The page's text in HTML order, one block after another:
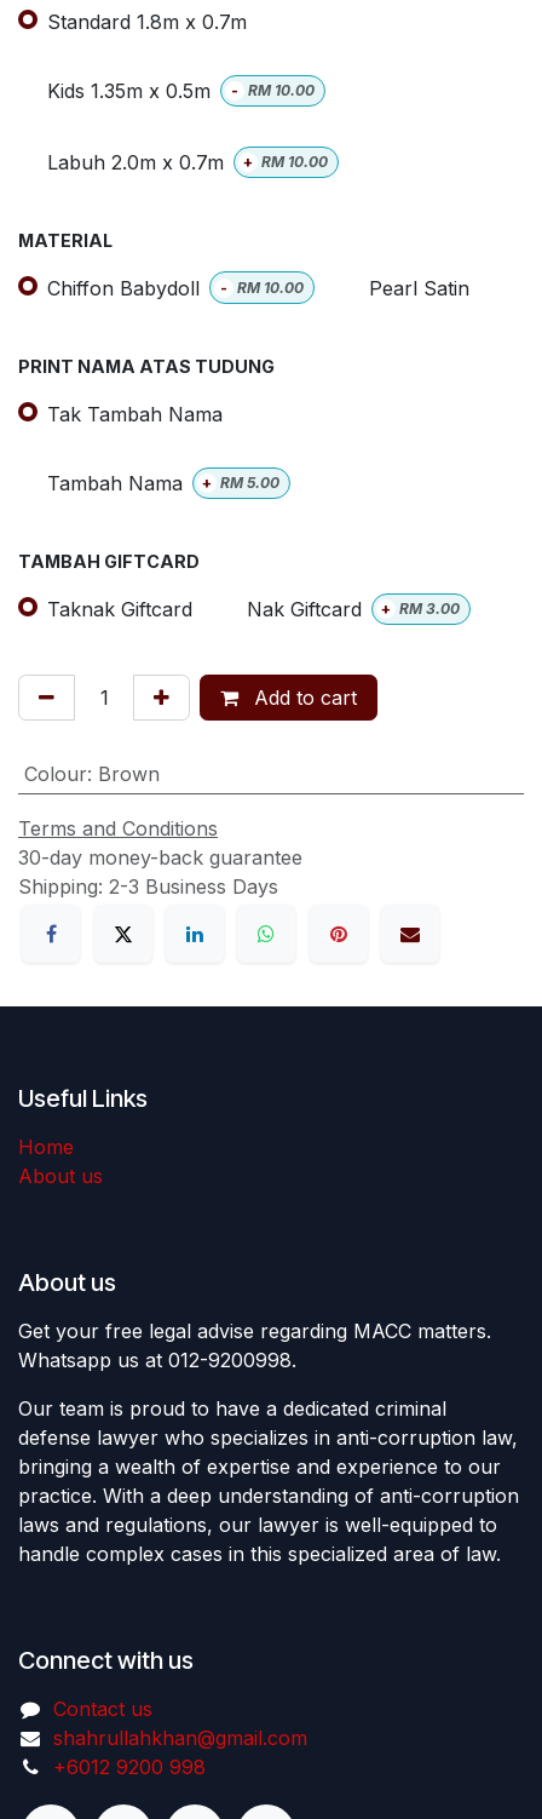
Standard 1.8m x 0.7m
Kids 1.35m x 0.5m - RM 10.00
Labuh 2.0m x 0.7m + RM 10.00
MATERIAL
Chiffon Babydoll - RM 10.00 Pearl Satin
PRINT NAMA ATAS TUDUNG
Tak Tambah Nama
Tambah Nama + RM5.00
TAMBAH GIFTCARD
Taknak Giftcard Nak Giftcard + RM3.00
Add to cart
Colour: Brown
Terms and Conditions
30-day money-back guarantee
Shipping: 2-3 Business Days
Useful Links
Home
About us
About us
Get your free legal advise regarding MACC matters.
Whatsapp us at 012-9200998.
Our team is proud to have a dedicated criminal
defense lawyer who specializes in anti-corruption law,
bringing a wealth of expertise and experience to our
practice. With a deep understanding of anti-corruption
laws and regulations, our lawyer is well-equipped to
handle complex cases in this specialized area of law.
Connect with us
Contact us
shahrullahkhan@gmail.com
+6012 9200 998